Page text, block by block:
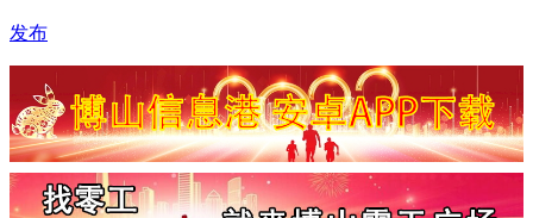
发布